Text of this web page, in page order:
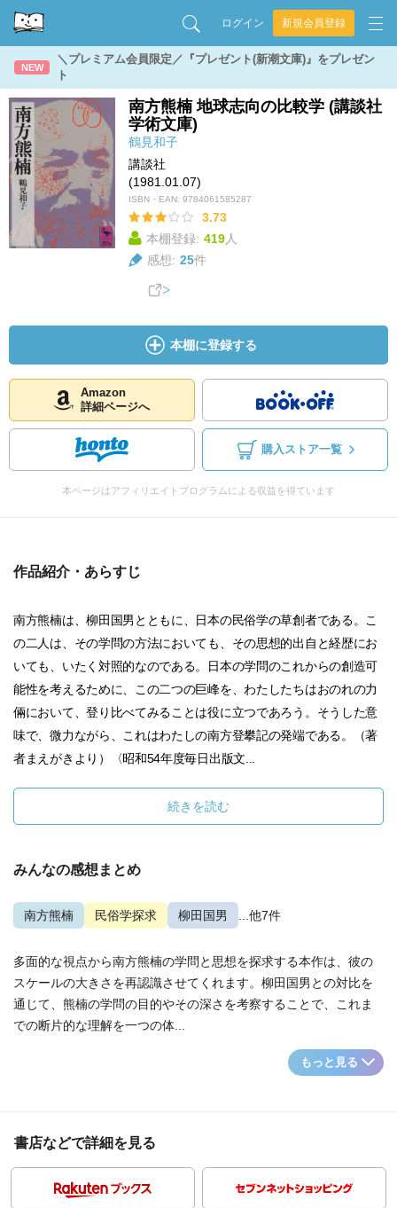
ログイン 新規会員登録
NEW
＼プレミアム会員限定／『プレゼント(新潮文庫)』をプレゼン
ト
南方熊楠 地球志向の比較学 (講談社
学術文庫)
鶴見和子
講談社
(1981.01.07)
ISBN・EAN: 9784061585287
3.73
本棚登録: 419人
感想: 25件
本棚に登録する
Amazon
詳細ページへ
購入ストア一覧
本ページはアフィリエイトプログラムによる収益を得ています
作品紹介・あらすじ
南方熊楠は、柳田国男とともに、日本の民俗学の草創者である。こ
の二人は、その学問の方法においても、その思想的出自と経歴にお
いても、いたく対照的なのである。日本の学問のこれからの創造可
能性を考えるために、この二つの巨峰を、わたしたちはおのれの力
倆において、登り比べてみることは役に立つであろう。そうした意
味で、微力ながら、これはわたしの南方登攀記の発端である。（著
者まえがきより）〈昭和54年度毎日出版文...
続きを読む
みんなの感想まとめ
南方熊楠 民俗学探求 柳田国男 ...他7件
多面的な視点から南方熊楠の学問と思想を探求する本作は、彼の
スケールの大きさを再認識させてくれます。柳田国男との対比を
通じて、熊楠の学問の目的やその深さを考察することで、これま
での断片的な理解を一つの体...
もっと見る
書店などで詳細を見る